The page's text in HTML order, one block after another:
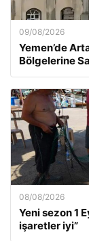
09/08/2026
Yemen’de
Bölgelerine
08/08/2026
Yeni sezon 1
işaretler iyi”